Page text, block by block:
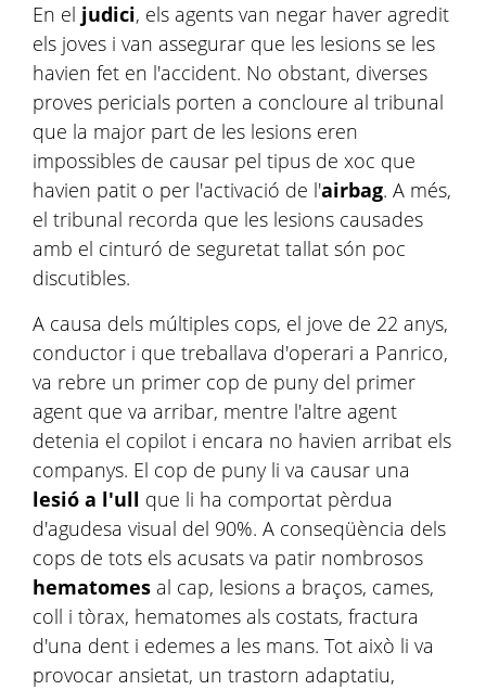
En el judici, els agents van negar haver agredit
els joves i van assegurar que les lesions se les
havien fet en l'accident. No obstant, diverses
proves pericials porten a concloure al tribunal
que la major part de les lesions eren
impossibles de causar pel tipus de xoc que
havien patit o per l'activació de l'airbag. A més,
el tribunal recorda que les lesions causades
amb el cinturó de seguretat tallat són poc
discutibles.
A causa dels múltiples cops, el jove de 22 anys,
conductor i que treballava d'operari a Panrico,
va rebre un primer cop de puny del primer
agent que va arribar, mentre l'altre agent
detenia el copilot i encara no havien arribat els
companys. El cop de puny li va causar una
lesió a l'ull que li ha comportat pèrdua
d'agudesa visual del 90%. A conseqüència dels
cops de tots els acusats va patir nombrosos
hematomes al cap, lesions a braços, cames,
coll i tòrax, hematomes als costats, fractura
d'una dent i edemes a les mans. Tot això li va
provocar ansietat, un trastorn adaptatiu,